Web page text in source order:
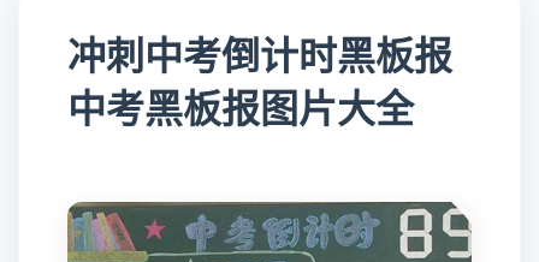
冲刺中考倒计时黑板报
中考黑板报图片大全